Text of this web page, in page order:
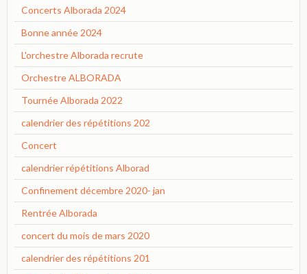
Concerts Alborada 2024
Bonne année 2024
L'orchestre Alborada recrute
Orchestre ALBORADA
Tournée Alborada 2022
calendrier des répétitions 202
Concert
calendrier répétitions Alborad
Confinement décembre 2020- jan
Rentrée Alborada
concert du mois de mars 2020
calendrier des répétitions 201